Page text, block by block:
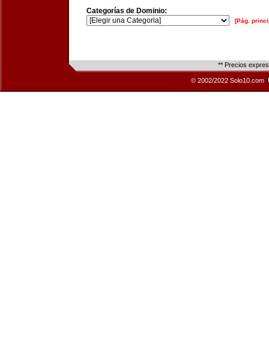
Categorías de Dominio:
[Pág.
** Precios
© 2002/2022 Solo10.com